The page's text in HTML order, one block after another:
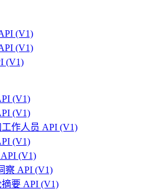
(V1)
(V1)
(V1)
(V1)
(V1)
作人员 API (V1)
(V1)
(V1)
察 API (V1)
要 API (V1)